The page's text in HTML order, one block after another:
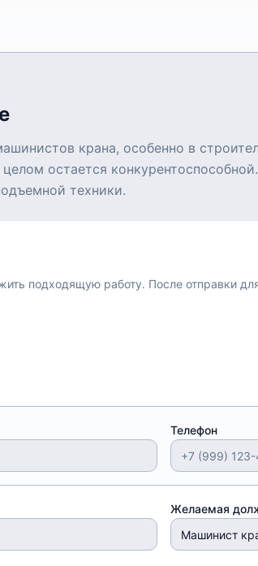
крана, особенно в
остается
техники.
подходящую работу. После отправки
Телефон
Желаемая